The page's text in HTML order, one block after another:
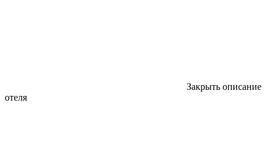
Закрыть описание
отеля